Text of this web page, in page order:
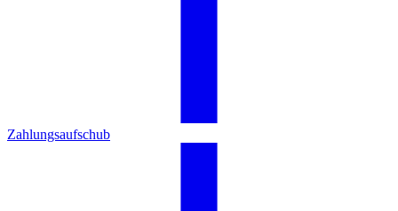
Zahlungsaufschub